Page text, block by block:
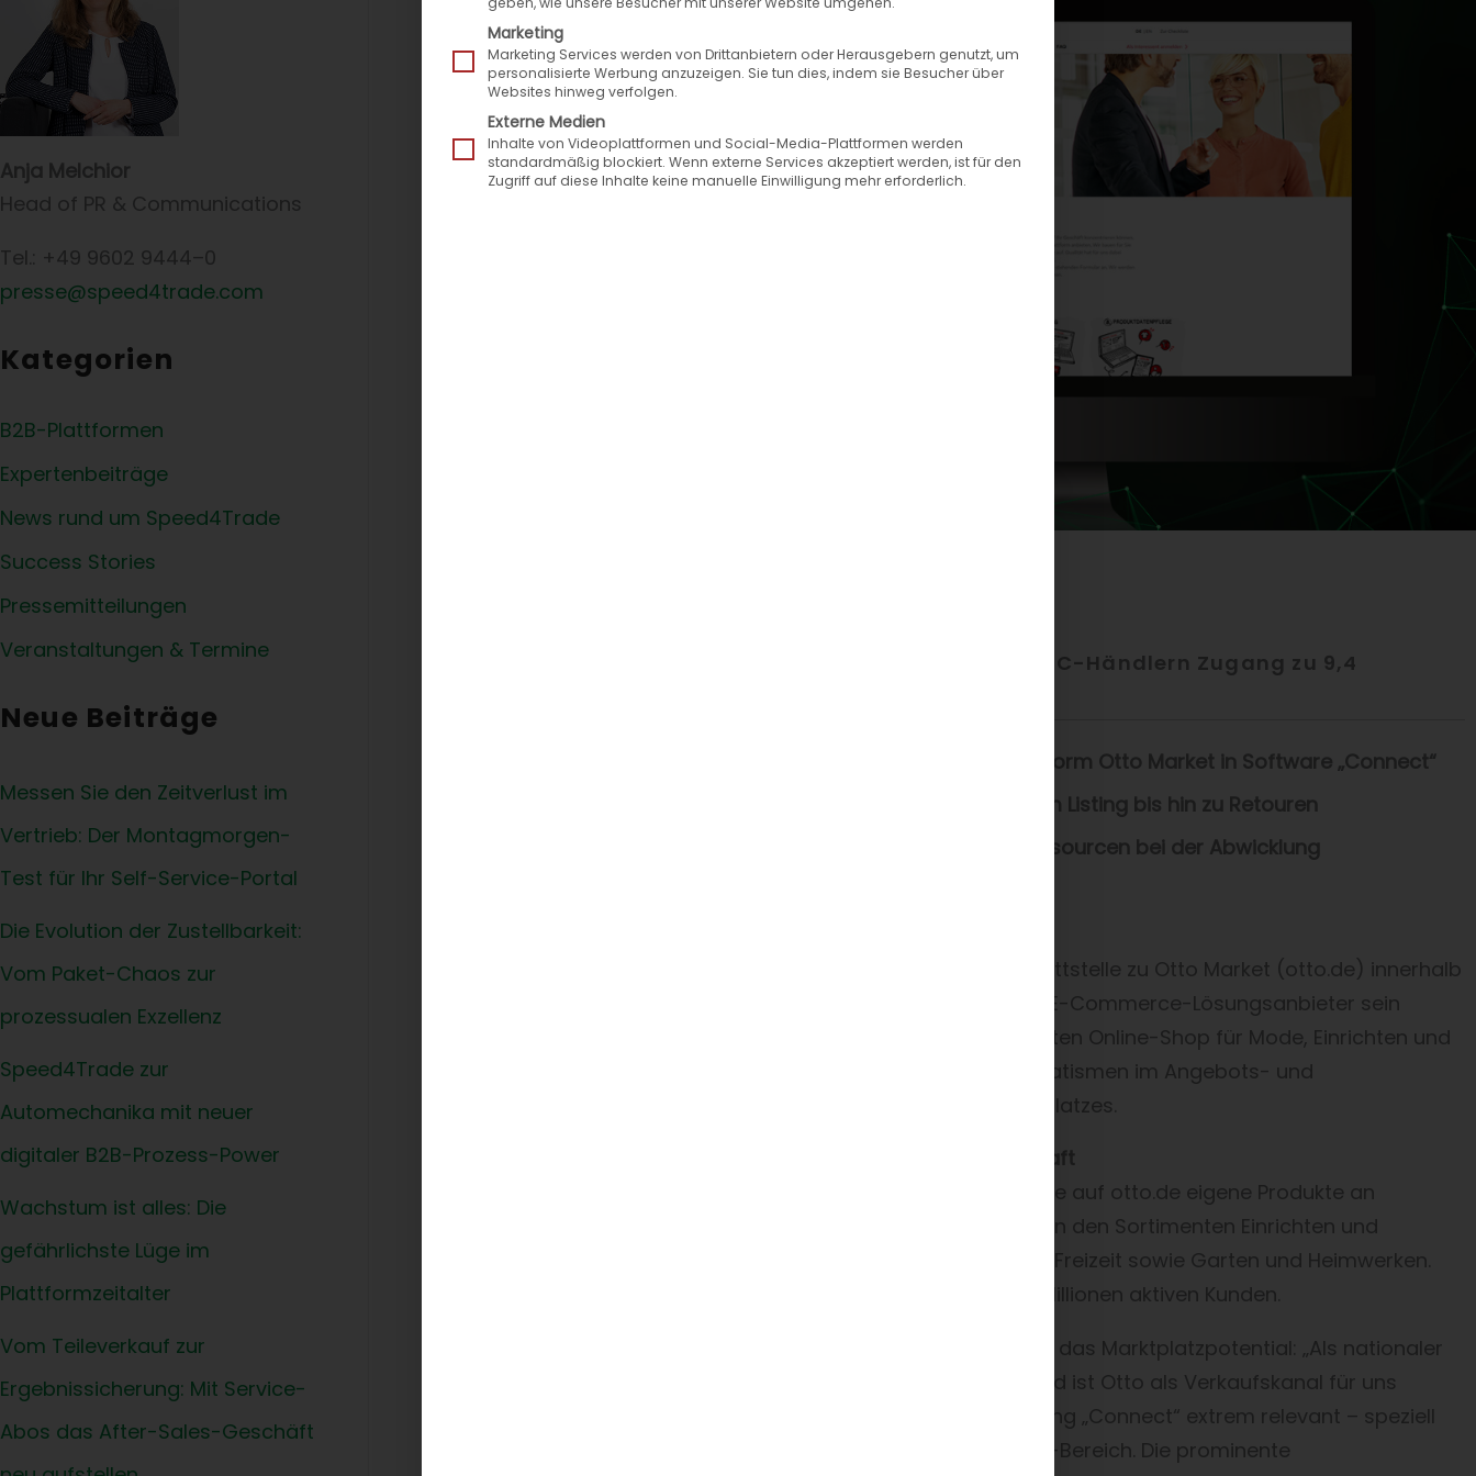
Anja Melchior
Head of PR & Communications
Tel.: +49 9602 9444–0
presse@speed4trade.com
Kategorien
B2B-Plattformen
Expertenbeiträge
News rund um Speed4Trade
Success Stories
Pressemitteilungen
Veranstaltungen & Termine
Neue Beiträge
Messen Sie den Zeitverlust im
Vertrieb: Der Montagmorgen-
Test für Ihr Self-Service-Portal
Die Evolution der Zustellbarkeit:
Vom Paket-Chaos zur
prozessualen Exzellenz
Speed4Trade zur
Automechanika mit neuer
digitaler B2B-Prozess-Power
Wachstum ist alles: Die
gefährlichste Lüge im
Plattformzeitalter
Vom Teileverkauf zur
Ergebnissicherung: Mit Service-
Abos das After-Sales-Geschäft
Otto Market angebunden: Speed4Trade verschafft B2C-Händlern Zugang zu 9,4
E-Commerce-Lösungsanbieter integriert Verkaufsplattform Otto Market in Software „Connect“
Tiefenintegration deckt alle relevanten Prozesse ab, vom Listing bis hin zu Retouren
Softwaregestützte Automatismen sparen wertvolle Ressourcen bei der Abwicklung
Speed4Trade stellt ab sofort eine Schnittstelle zu Otto Market (otto.de) innerhalb
der Middleware-Lösung „Connect“ bereit. Damit erweitert der E-Commerce-Lösungsanbieter sein
Marktplatz-Repertoire um den deutschlandweit umsatzstärksten Online-Shop für Mode, Einrichten und
Sport. Die Software unterstützt B2C-Händler mit vielen Automatismen im Angebots- und
Auftragsworkflow des reichweiten- und absatzstarken Marktplatzes.
Otto Market als relevanter Verkaufskanal für B2C-Händlerschaft
Otto Market dient als zentrale Anlaufstelle für Unternehmen, die auf otto.de eigene Produkte an
Endkunden verkaufen möchten. Die Plattform ermöglicht dies in den Sortimenten Einrichten und
Wohnen, Fashion und Lifestyle, Technik und Medien, Sport und Freizeit sowie Garten und Heimwerken.
Händlern eröffnet die Verkaufsplattform Zugang zu über 9,4 Millionen aktiven Kunden.
Ralf Aristide Hellmold, Head of Services bei Speed4Trade über das Marktplatzpotential: „Als nationaler
Partner und mit seinem qualitativ-hochwertigen Produktumfeld ist Otto als Verkaufskanal für uns
sowohl sehr sympathisch als auch für unsere Middlewarelösung „Connect“ extrem relevant – speziell
für unsere B2C-Händlerkunden zum Beispiel aus dem Fashion-Bereich. Die prominente
Marketing
Marketing Services werden von Drittanbietern oder Herausgebern genutzt, um
personalisierte Werbung anzuzeigen. Sie tun dies, indem sie Besucher über
Websites hinweg verfolgen.
Externe Medien
Inhalte von Videoplattformen und Social-Media-Plattformen werden
standardmäßig blockiert. Wenn externe Services akzeptiert werden, ist für den
Zugriff auf diese Inhalte keine manuelle Einwilligung mehr erforderlich.